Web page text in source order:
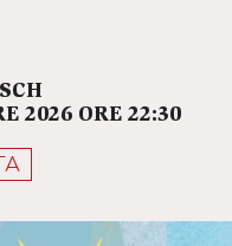
2026 ORE 22:30